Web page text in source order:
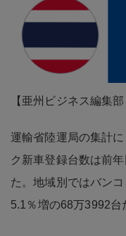
【亜州ビジネス編集部
運輸省陸運局の集計
ク新車登録台数は前
た。地域別ではバン
5.1％増の68万3992台